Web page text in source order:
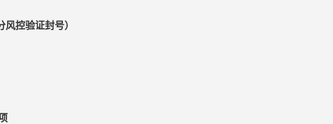
风控验证封号）